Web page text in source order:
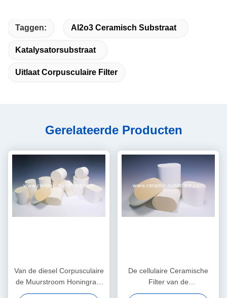
Taggen: Al2o3 Ceramisch Substraat
Katalysatorsubstraat
Uitlaat Corpusculaire Filter
Gerelateerde Producten
Van de diesel Corpusculaire
de Muurstroom Honingraat
Ceramische Filter voor VOC
De cellulaire Ceramische
Filter van de
Cordieriethoningraat, Diesel